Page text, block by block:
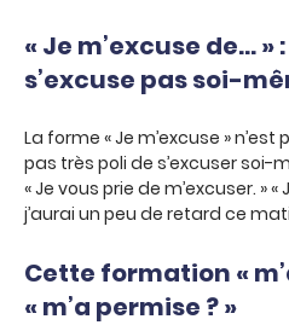
« Je m’excuse de… »
s’excuse pas soi-
La forme « Je m’excuse »
pas très poli de s’excuser soi-
« Je vous prie de m’excuser. »
j’aurai un peu de retard ce
Cette formation «
« m’a permise ? »